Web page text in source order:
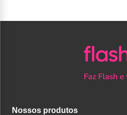
Nossos produtos